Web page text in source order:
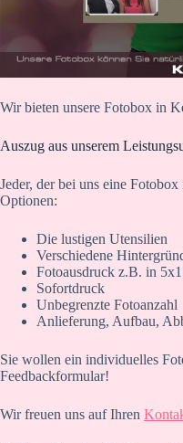
Wir bieten unsere Fotobox in
Auszug aus unserem
Jeder, der bei uns eine
Optionen:
Die lustigen Utensilien
Verschiedene
Fotoausdruck z.B. in
Sofortdruck
Unbegrenzte Fotoanzahl
Anlieferung, Aufbau,
Sie wollen ein individuelles
Feedbackformular!
Wir freuen uns auf Ihren